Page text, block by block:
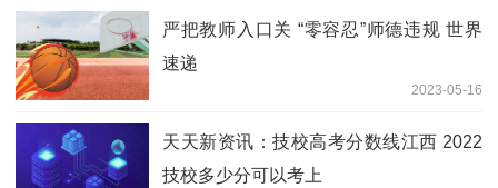
严把教师入口关 “零容忍”师德违规 世界
速递
2023-05-16
天天新资讯：技校高考分数线江西 2022
技校多少分可以考上